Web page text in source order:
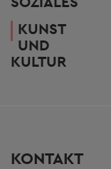
KUNST
UND
KULTUR
KONTAKT